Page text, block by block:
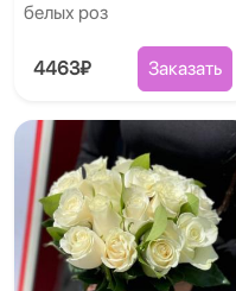
белых роз
4463₽ Заказать